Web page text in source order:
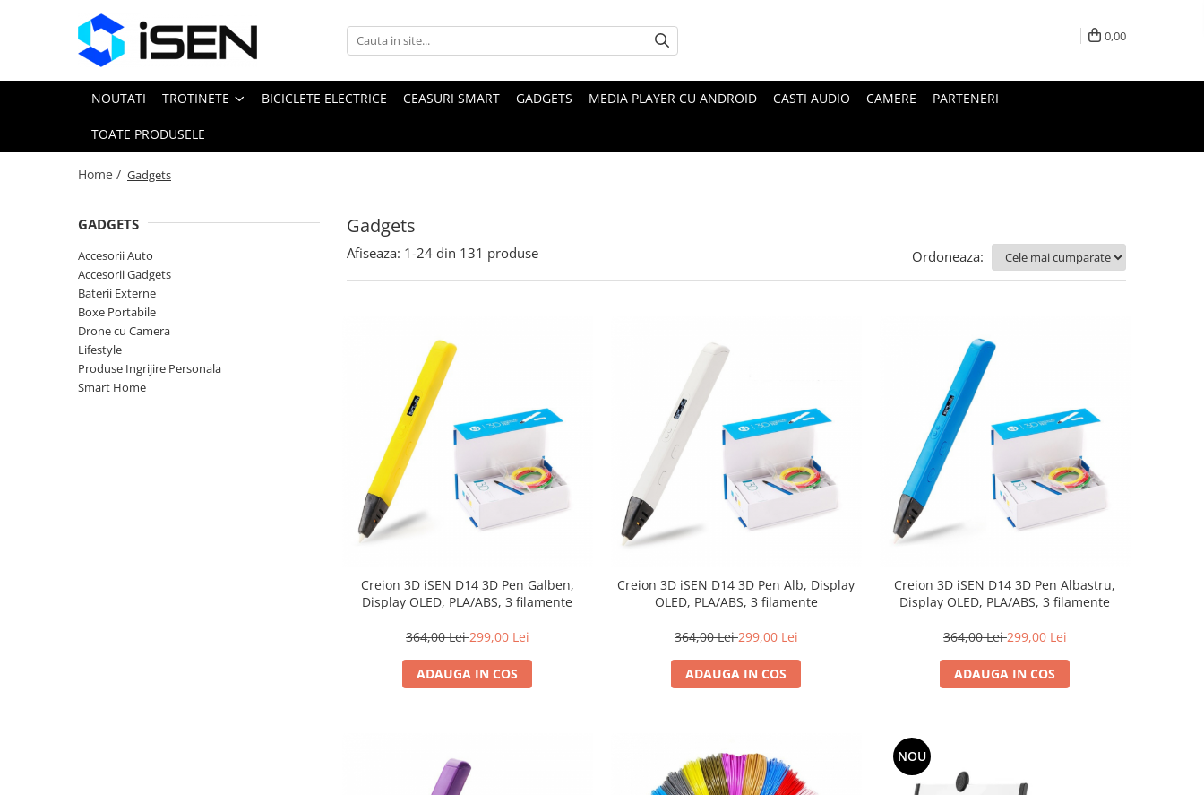
Trotinete
Trotinete electrice
0,00
NOUTATI TROTINETE BICICLETE ELECTRICE CEASURI SMART GADGETS MEDIA PLAYER CU ANDROID CASTI AUDIO CAMERE PARTENERI
TOATE PRODUSELE
Home / Gadgets
Gadgets
GADGETS
Accesorii Auto
Accesorii Gadgets
Baterii Externe
Boxe Portabile
Drone cu Camera
Lifestyle
Produse Ingrijire Personala
Smart Home
Afiseaza: 1-24 din 131 produse Ordoneaza:
Creion 3D iSEN D14 3D Pen Galben,
Display OLED, PLA/ABS, 3 filamente
364,00 Lei299,00 Lei
ADAUGA IN COS
Creion 3D iSEN D14 3D Pen Alb, Display
OLED, PLA/ABS, 3 filamente
364,00 Lei299,00 Lei
ADAUGA IN COS
Creion 3D iSEN D14 3D Pen Albastru,
Display OLED, PLA/ABS, 3 filamente
364,00 Lei299,00 Lei
ADAUGA IN COS
NOU